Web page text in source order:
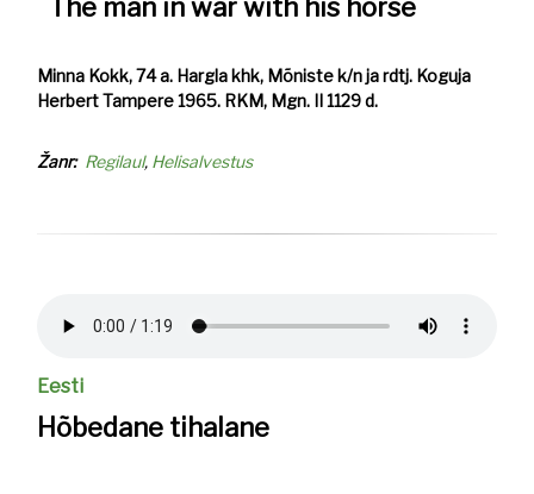
The man in war with his horse
Minna Kokk, 74 a. Hargla khk, Mõniste k/n ja rdtj. Koguja
Herbert Tampere 1965. RKM, Mgn. II 1129 d.
Žanr Regilaul Helisalvestus
Eesti
Hõbedane tihalane